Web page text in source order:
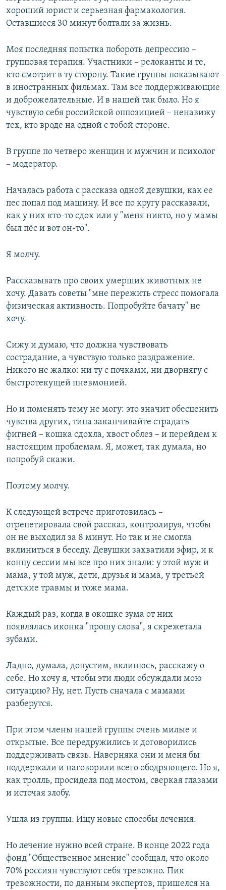
хороший юрист и серьезная фармакология.
Оставшиеся 30 минут болтали за жизнь.
Моя последняя попытка побороть депрессию –
групповая терапия. Участники – релоканты и те,
кто смотрит в ту сторону. Такие группы показывают
в иностранных фильмах. Там все поддерживающие
и доброжелательные. И в нашей так было. Но я
чувствую себя российской оппозицией – ненавижу
тех, кто вроде на одной с тобой стороне.
В группе по четверо женщин и мужчин и психолог
– модератор.
Началась работа с рассказа одной девушки, как ее
пес попал под машину. И все по кругу рассказали,
как у них кто-то сдох или у "меня никто, но у мамы
был пёс и вот он-то".
Я молчу.
Рассказывать про своих умерших животных не
хочу. Давать советы "мне пережить стресс помогала
физическая активность. Попробуйте бачату" не
хочу.
Сижу и думаю, что должна чувствовать
сострадание, а чувствую только раздражение.
Никого не жалко: ни ту с почками, ни дворнягу с
быстротекущей пневмонией.
Но и поменять тему не могу: это значит обесценить
чувства других, типа заканчивайте страдать
фигней – кошка сдохла, хвост облез – и перейдем к
настоящим проблемам. Я, может, так думала, но
попробуй скажи.
Поэтому молчу.
К следующей встрече приготовилась –
отрепетировала свой рассказ, контролируя, чтобы
он не выходил за 8 минут. Но так и не смогла
вклиниться в беседу. Девушки захватили эфир, и к
концу сессии мы все про них знали: у этой муж и
мама, у той муж, дети, друзья и мама, у третьей
детские травмы и тоже мама.
Каждый раз, когда в окошке зума от них
появлялась иконка "прошу слова", я скрежетала
зубами.
Ладно, думала, допустим, вклинюсь, расскажу о
себе. Но хочу я, чтобы эти люди обсуждали мою
ситуацию? Ну, нет. Пусть сначала с мамами
разберутся.
При этом члены нашей группы очень милые и
открытые. Все передружились и договорились
поддерживать связь. Наверняка они и меня бы
поддержали и наговорили всего ободряющего. Но я,
как тролль, просидела под мостом, сверкая глазами
и источая злобу.
Ушла из группы. Ищу новые способы лечения.
Но лечение нужно всей стране. В конце 2022 года
фонд "Общественное мнение" сообщал, что около
70% россиян чувствуют себя тревожно. Пик
тревожности, по данным экспертов, пришелся на